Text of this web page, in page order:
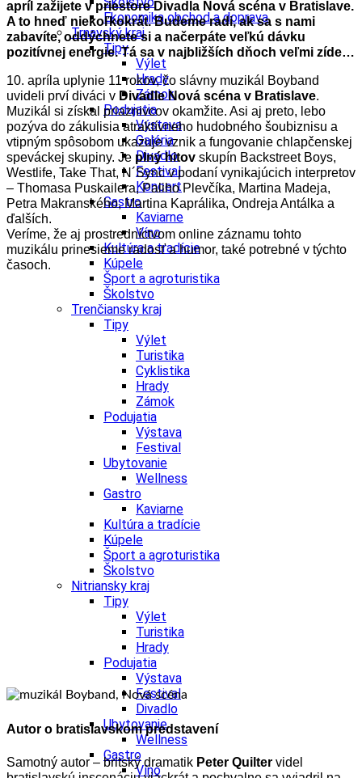
Ekonomika obchod a doprava
Trnavský kraj
Tipy
Výlet
Hrady
Zámok
Podujatia
Výstava
Galéria
Divadlo
Festival
Koncert
Gastro
Kaviarne
Víno
Kultúra a tradície
Kúpele
Šport a agroturistika
Školstvo
Trenčiansky kraj
Tipy
Výlet
Turistika
Cyklistika
Hrady
Zámok
Podujatia
Výstava
Festival
Ubytovanie
Wellness
Gastro
Kaviarne
Kultúra a tradície
Kúpele
Šport a agroturistika
Školstvo
Nitriansky kraj
Tipy
Výlet
Turistika
Hrady
Podujatia
Výstava
Festival
Divadlo
Ubytovanie
Wellness
Gastro
Víno
apríl zažijete v priestore Divadla Nová scéna v Bratislave.
A to hneď niekoľkokrát. Budeme radi, ak sa s nami
zabavíte, oddýchnete si a načerpáte veľkú dávku
pozitívnej energie. Tá sa v najbližších dňoch veľmi zíde…
10. apríla uplynie 11 rokov, čo slávny muzikál Boyband
uvideli prví diváci v Divadle Nová scéna v Bratislave.
Muzikál si získal priaznivcov okamžite. Asi aj preto, lebo
pozýva do zákulisia atraktívneho hudobného šoubiznisu a
vtipným spôsobom ukazuje vznik a fungovanie chlapčenskej
speváckej skupiny. Je plný hitov skupín Backstreet Boys,
Westlife, Take That, N´Sync v podaní vynikajúcich interpretov
– Thomasa Puskailera, Paliho Plevčíka, Martina Madeja,
Petra Makranského, Martina Kaprálika, Ondreja Antálka a
ďalších.
Veríme, že aj prostredníctvom online záznamu tohto
muzikálu prinesieme radosť a humor, také potrebné v týchto
časoch.
Autor o bratislavskom predstavení
Samotný autor – britský dramatik Peter Quilter videl